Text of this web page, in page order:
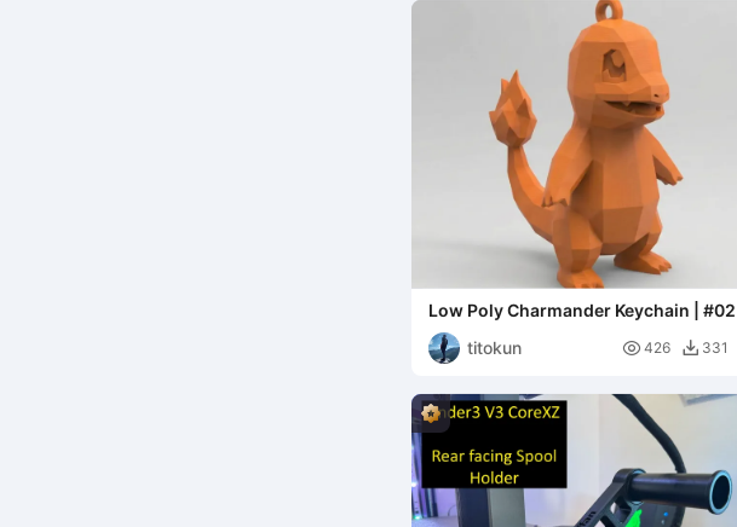
Low Poly Charmander Keychain | #02
titokun
 426  331